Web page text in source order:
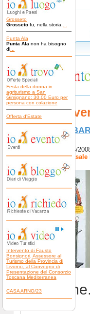
Grosseto
Grosseto fu, nella storia,
Punta Ala
Punta Ala non ha bisogno
di
Festa della donna in
agriturismo a San
Gimignano: 30.00 Euro per
persona con colazione
Offerta d'Estate
Intervento di Fausto
Bonsignori, Assessore al
Turismo della Provincia di
Livorno, al Convegno di
Presentazione del Consorzio
Toscana Mediterranea
CASA ARNO/23
Luoghi e
Gli
FIERA DEL
- 25/04/2008
Pubblicato il 08/04/
Autore:Antico Casale
tematiche.